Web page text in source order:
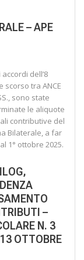
– APE
accordi dell’8
scorso tra ANCE
sono state
le aliquote
contributive del
Bilaterale, a far
1° ottobre 2025.
–
N. 3
OTTOBRE